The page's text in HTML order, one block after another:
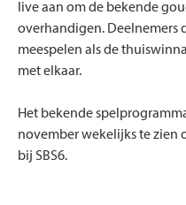
live aan om de bekende
overhandigen. Deelnemers
meespelen als de
met elkaar.
Het bekende
november wekelijks te zien
bij SBS6.